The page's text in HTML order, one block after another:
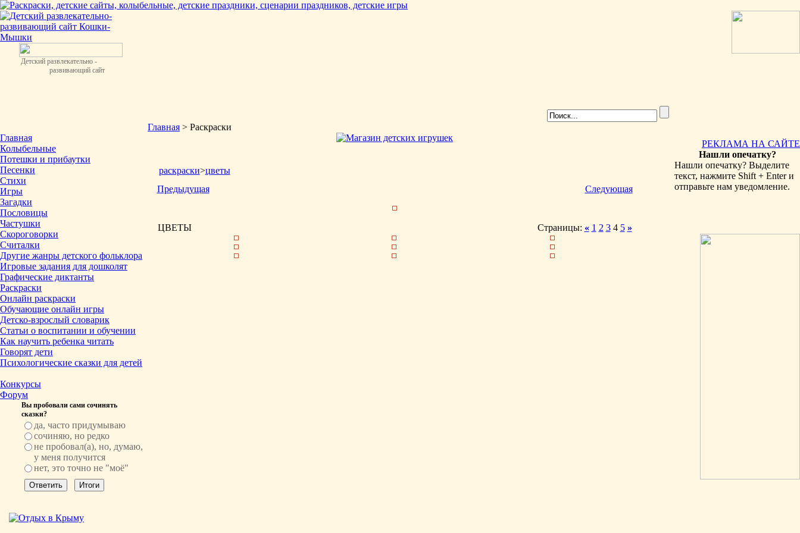
Детский развлекательно -
развивающий сайт
Главная
Колыбельные
Потешки и прибаутки
Песенки
Стихи
Игры
Загадки
Пословицы
Частушки
Скороговорки
Считалки
Другие жанры детского фольклора
Игровые задания для дошколят
Графические диктанты
Раскраски
Онлайн раскраски
Обучающие онлайн игры
Детско-взрослый словарик
Статьи о воспитании и обучении
Как научить ребенка читать
Говорят дети
Психологические сказки для детей
Конкурсы
Форум
Вы пробовали сами сочинять
сказки?
да, часто придумываю
сочиняю, но редко
не пробовал(а), но, думаю,
у меня получится
нет, это точно не "моё"
Главная > Раскраски
раскраски>цветы
Предыдущая
Следующая
ЦВЕТЫ Страницы: « 1 2 34 5 »
РЕКЛАМА НА САЙТЕ
Нашли опечатку?
Нашли опечатку? Выделите
текст, нажмите Shift + Enter и
отправьте нам уведомление.